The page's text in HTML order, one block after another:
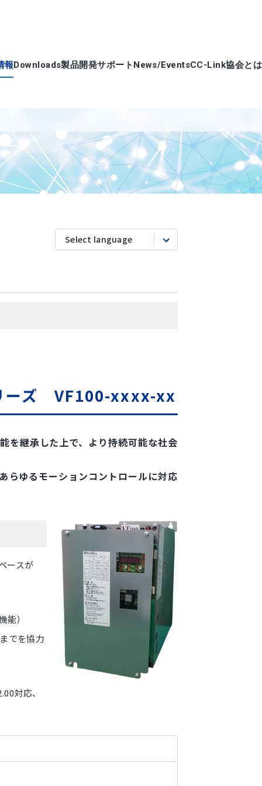
報Downloads製品開発サポート News/EventsCC-Link協会とは
ーズ VF100-xxxx-xx
を継承した上で、より持続可能な社会
らゆるモーションコントロールに対応
ースが
）
でを協力
対応、